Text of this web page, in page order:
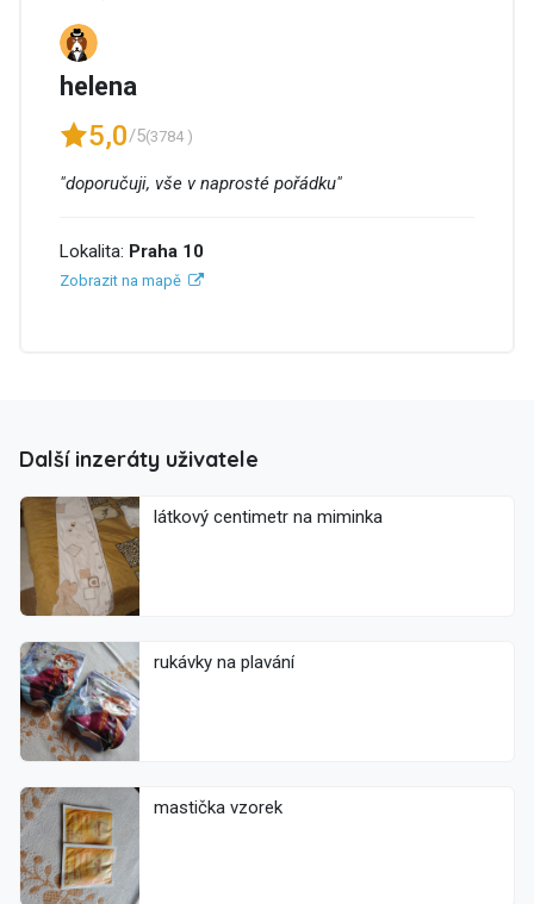
helena
5,0/5(3784 )
"doporučuji, vše v naprosté pořádku"
Lokalita: Praha 10
Zobrazit na mapě
Další inzeráty uživatele
látkový centimetr na miminka
rukávky na plavání
mastička vzorek